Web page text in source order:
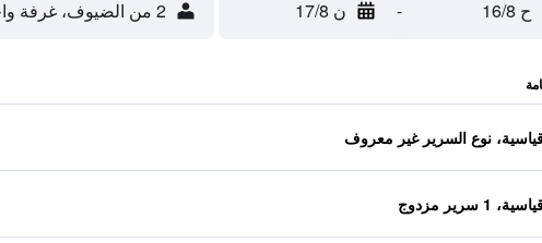
ح 16/8 - ن 17/8 2 من الضيوف، غرفة واحدة
نوع السرير غير معروف
1 سرير مزدوج